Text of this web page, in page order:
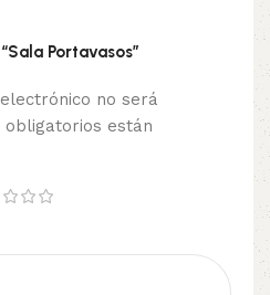
Portavasos”
no será
obligatorios están